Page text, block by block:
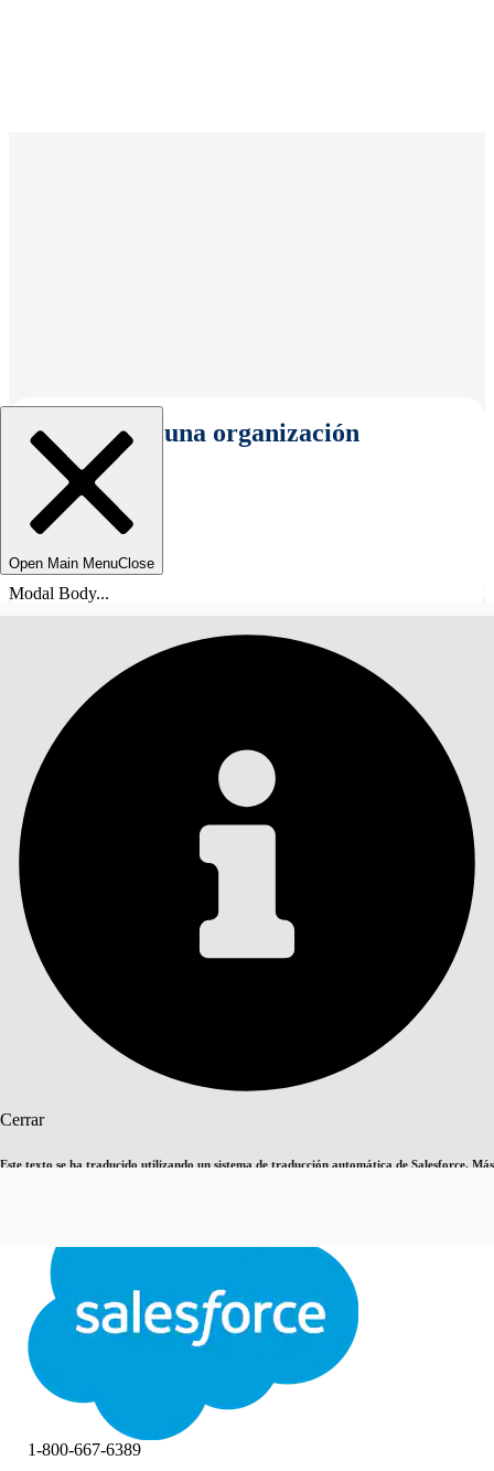
Seleccionar una organización
Open Main MenuClose
Modal Body...
Cerrar
Este texto se ha traducido utilizando un sistema de traducción automática de Salesforce. Más
Cerrar Cerrar
Índice de materias
ÍNDICE DE MATERIAS
Buscar
1-800-667-6389